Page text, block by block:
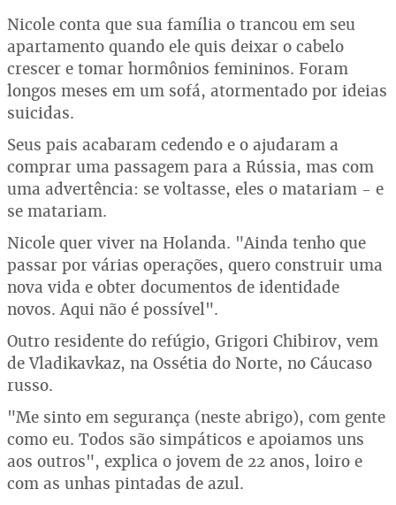
Nicole conta que sua família o trancou em seu
apartamento quando ele quis deixar o cabelo
crescer e tomar hormônios femininos. Foram
longos meses em um sofá, atormentado por ideias
suicidas.
Seus pais acabaram cedendo e o ajudaram a
comprar uma passagem para a Rússia, mas com
uma advertência: se voltasse, eles o matariam - e
se matariam.
Nicole quer viver na Holanda. "Ainda tenho que
passar por várias operações, quero construir uma
nova vida e obter documentos de identidade
novos. Aqui não é possível".
Outro residente do refúgio, Grigori Chibirov, vem
de Vladikavkaz, na Ossétia do Norte, no Cáucaso
russo.
"Me sinto em segurança (neste abrigo), com gente
como eu. Todos são simpáticos e apoiamos uns
aos outros", explica o jovem de 22 anos, loiro e
com as unhas pintadas de azul.